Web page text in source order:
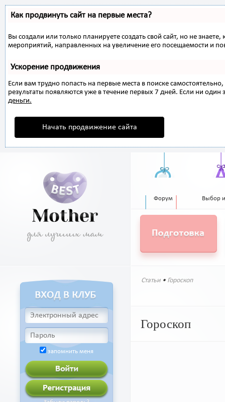
Как продвинуть сайт на первые места?
Вы создали или только планируете создать свой сайт, но не
мероприятий, направленных на увеличение его посещаемости и
Ускорение продвижения
Если вам трудно попасть на первые места в поиске
результаты появляются уже в течение первых 7 дней. Если ни один
деньги.
Начать продвижение сайта
запомнить меня
Форум Выбор
Статьи • Гороскоп
Гороскоп